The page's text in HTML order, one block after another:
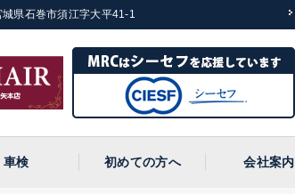
県石巻市須江字大平41-1
車検 初めての方へ 会社案内